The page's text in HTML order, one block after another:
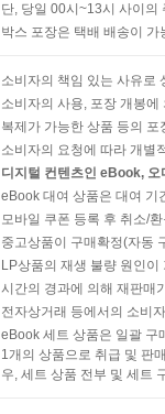
단, 당일 00시~13시 사이의
박스 포장은 택배 배송이
소비자의 책임 있는 사유로
소비자의 사용, 포장 개봉
복제가 가능한 상품 등의
소비자의 요청에 따라 개별
디지털 컨텐츠인 eBook,
eBook 대여 상품은 대여 기
모바일 쿠폰 등록 후 취소/
중고상품이 구매확정(자동
LP상품의 재생 불량 원인
시간의 경과에 의해 재판매
전자상거래 등에서의 소비
eBook 세트 상품은 일괄 구
1개의 상품으로 취급 및 판
우, 세트 상품 전부 및 세트